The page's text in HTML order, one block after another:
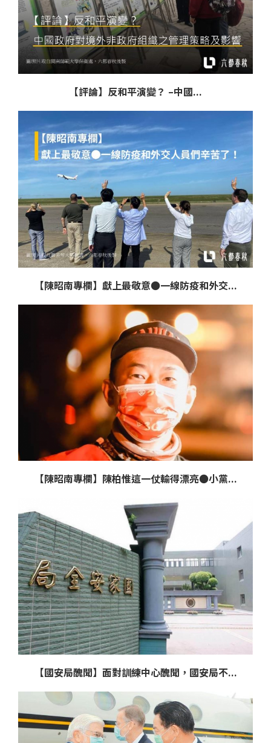
【評論】反和平演變？ –中國...
【陳昭南專欄】獻上最敬意●一線防疫和外交...
【陳昭南專欄】陳柏惟這一仗輸得漂亮●小黨...
【國安局醜聞】面對訓練中心醜聞，國安局不...